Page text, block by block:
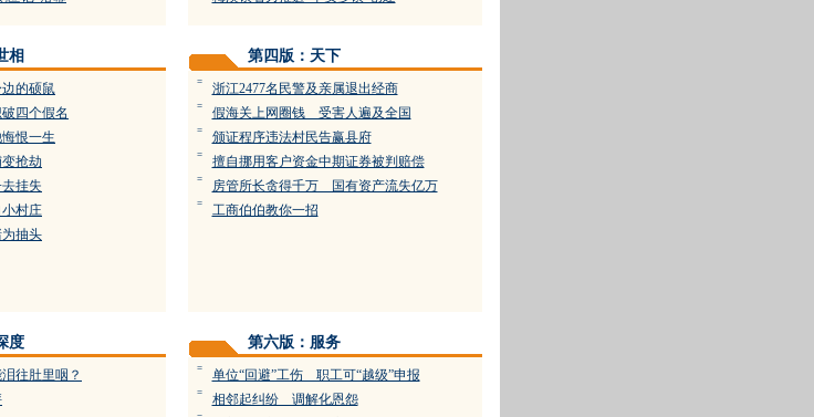
相
的硕鼠
四个假名
恨一生
抢劫
挂失
村庄
抽头
第四版：天下
= 浙江2477名民警及亲属退出经商
= 假海关上网圈钱 受害人遍及全国
= 颁证程序违法村民告赢县府
= 擅自挪用客户资金中期证券被判赔偿
= 房管所长贪得千万 国有资产流失亿万
= 工商伯伯教你一招
度
往肚里咽？
第六版：服务
= 单位“回避”工伤 职工可“越级”申报
= 相邻起纠纷 调解化恩怨